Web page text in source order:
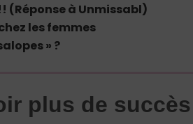
(Réponse à Unmissabl)
les femmes
» ?
plus de